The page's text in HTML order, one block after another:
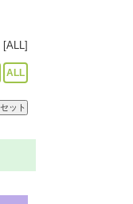
[ALL]
ALL